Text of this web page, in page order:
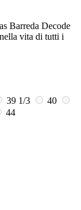
Barreda Decode
vita di tutti i
39 1/3
40
44